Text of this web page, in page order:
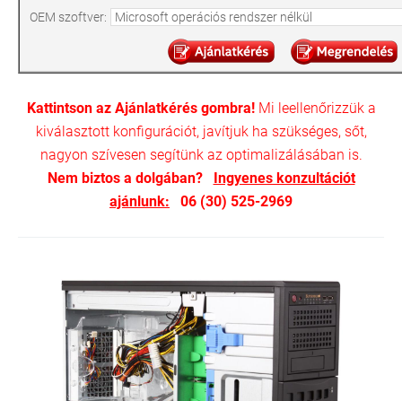
OEM szoftver:
Kattintson az Ajánlatkérés gombra!Mi leellenőrizzük a
kiválasztott konfigurációt, javítjuk ha szükséges, sőt,
nagyon szívesen segítünk az optimalizálásában is.
Nem biztos a dolgában? Ingyenes konzultációt
ajánlunk: 06 (30) 525-2969